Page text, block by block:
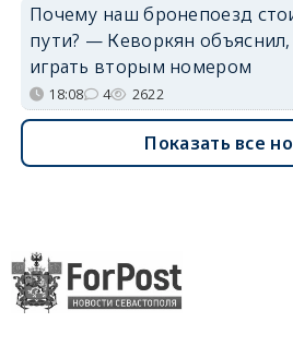
Почему наш бронепоезд
пути? — Кеворкян объяснил,
играть вторым номером
18:08 4 2622
Показать все